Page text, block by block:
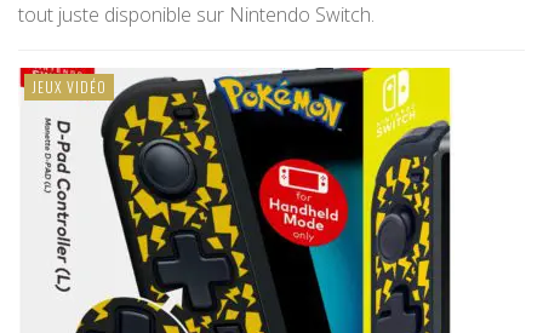
tout juste disponible sur Nintendo Switch.
JEUX VIDÉO